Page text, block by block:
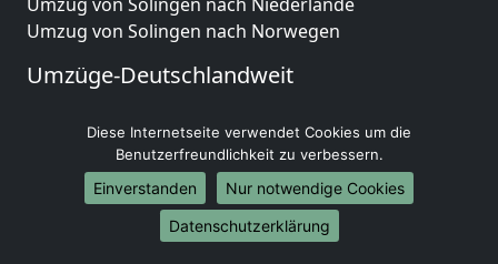
Umzug von Solingen nach Norwegen
Umzüge-Deutschlandweit
Umzug von Solingen nach Hamburg
Umzug von Solingen nach München
Umzug von Solingen nach Köln
Umzug von Solingen nach Frankfurt am Main
Umzug von Solingen nach Stuttgart
Diese Internetseite verwendet Cookies um die
Benutzerfreundlichkeit zu verbessern.
Einverstanden
Nur notwendige Cookies
Datenschutzerklärung